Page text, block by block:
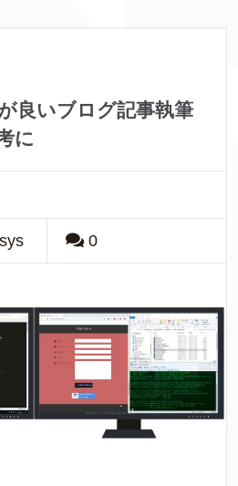
良いブログ記事執筆
に
0